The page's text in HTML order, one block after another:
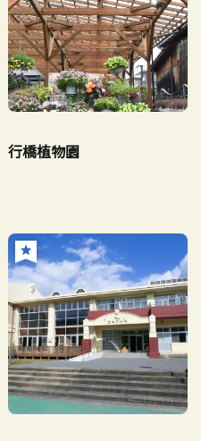
行橋植物園